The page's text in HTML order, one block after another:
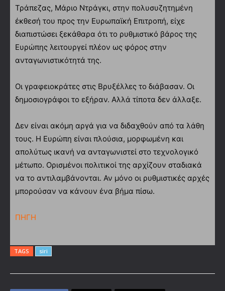
Τράπεζας, Μάριο Ντράγκι, στην πολυσυζητημένη
έκθεσή του προς την Ευρωπαϊκή Επιτροπή, είχε
διαπιστώσει ξεκάθαρα ότι το ρυθμιστικό βάρος της
Ευρώπης λειτουργεί πλέον ως φόρος στην
ανταγωνιστικότητά της.
Οι γραφειοκράτες στις Βρυξέλλες το διάβασαν. Οι
δημοσιογράφοι το εξήραν. Αλλά τίποτα δεν άλλαξε.
Δεν είναι ακόμη αργά για να διδαχθούν από τα λάθη
τους. Η Ευρώπη είναι πλούσια, μορφωμένη και
απολύτως ικανή να ανταγωνιστεί στο τεχνολογικό
μέτωπο. Ορισμένοι πολιτικοί της αρχίζουν σταδιακά
να το αντιλαμβάνονται. Αν μόνο οι ρυθμιστικές αρχές
μπορούσαν να κάνουν ένα βήμα πίσω.
ΠΗΓΗ
TAGS siri